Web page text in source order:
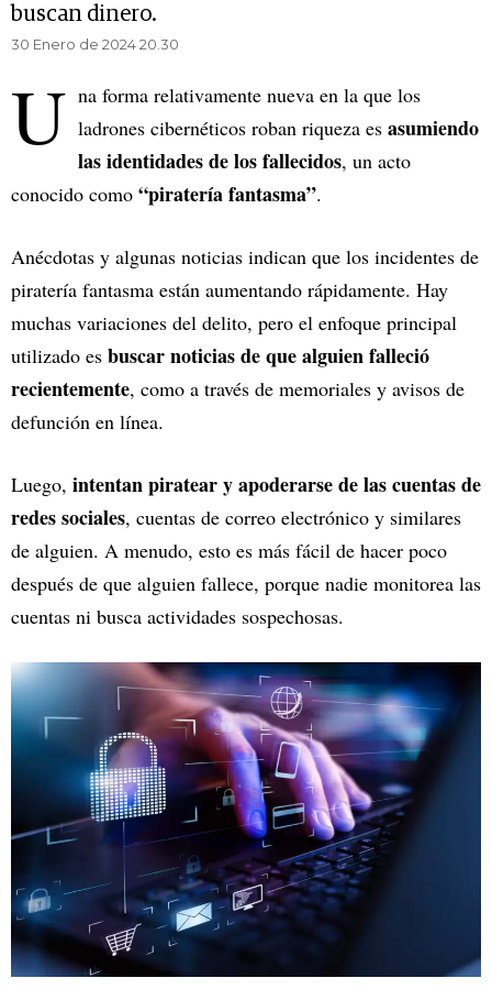
buscan dinero.
30 Enero de 2024 20.30
U na forma relativamente nueva en la que los
ladrones cibernéticos roban riqueza es asumiendo
las identidades de los fallecidos, un acto
conocido como “piratería fantasma”.
Anécdotas y algunas noticias indican que los incidentes de
piratería fantasma están aumentando rápidamente. Hay
muchas variaciones del delito, pero el enfoque principal
utilizado es buscar noticias de que alguien falleció
recientemente, como a través de memoriales y avisos de
defunción en línea.
Luego, intentan piratear y apoderarse de las cuentas de
redes sociales, cuentas de correo electrónico y similares
de alguien. A menudo, esto es más fácil de hacer poco
después de que alguien fallece, porque nadie monitorea las
cuentas ni busca actividades sospechosas.